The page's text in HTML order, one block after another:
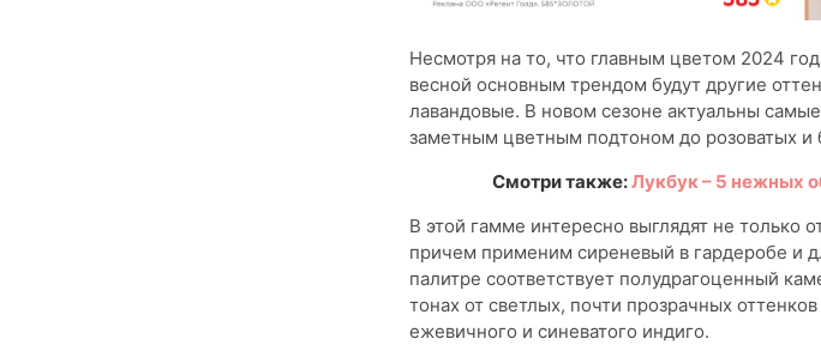
Несмотря на то, что главным цветом 2024
весной основным трендом будут другие
лавандовые. В новом сезоне актуальны
заметным цветным подтоном до розоватых
Смотри также:Лукбук – 5 нежных
В этой гамме интересно выглядят не только
причем применим сиреневый в гардеробе и
палитре соответствует полудрагоценный
тонах от светлых, почти прозрачных
ежевичного и синеватого индиго.